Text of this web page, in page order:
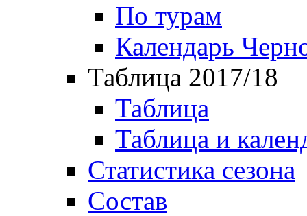
По турам
Календарь
Таблица 2017/18
Таблица
Таблица и
Статистика сезона
Состав